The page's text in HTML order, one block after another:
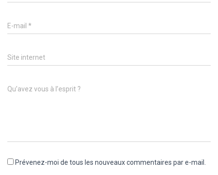
E-mail *
Site internet
Qu’avez vous à l’esprit ?
Prévenez-moi de tous les nouveaux commentaires par e-mail.